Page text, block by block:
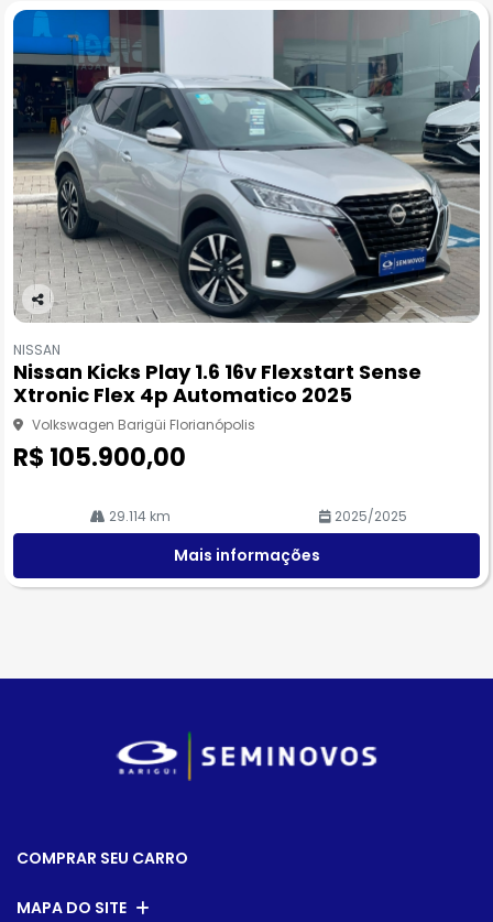
Co
pa
rtil
he
NISSAN
Nissan Kicks Play 1.6 16v Flexstart Sense
Xtronic Flex 4p Automatico 2025
Volkswagen Barigüi Florianópolis
R$ 105.900,00
29.114 km 2025/2025
Mais informações
COMPRAR SEU CARRO
MAPA DO SITE